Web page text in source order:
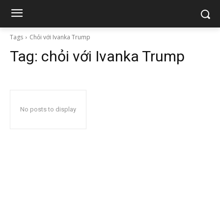
Tags Chỏi với Ivanka Trump
Tag: chỏi với Ivanka Trump
No posts to display